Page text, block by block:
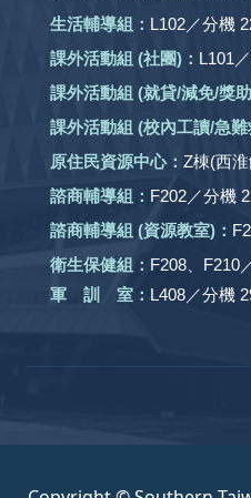
生活輔導組： L102／分機
課外活動組 (社團) ： L101
課外活動組 (就貸/減免/獎
課外活動組 (校內工讀/急
原住民資源中心： Z棟(西
諮商輔導組： F202／分機
諮商輔導組 (資源教室)：
衛生保健組： F208、F210
軍 訓 室： L408／分機